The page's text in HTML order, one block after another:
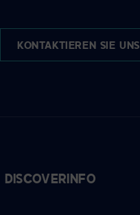
KONTAKTIEREN SIE UNS
DISCOVERINFO